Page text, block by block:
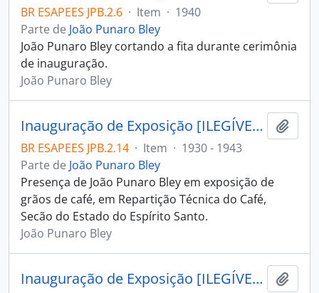
BR ESAPEES JPB.2.6 · Item · 1940
Parte de João Punaro Bley
João Punaro Bley cortando a fita durante cerimônia
de inauguração.
João Punaro Bley
Inauguração de Exposição [ILEGÍVEL] Agrícola
BR ESAPEES JPB.2.14 · Item · 1930 - 1943
Parte de João Punaro Bley
Presença de João Punaro Bley em exposição de
grãos de café, em Repartição Técnica do Café,
Secão do Estado do Espírito Santo.
João Punaro Bley
Inauguração de Exposição [ILEGÍVEL] Agrícola